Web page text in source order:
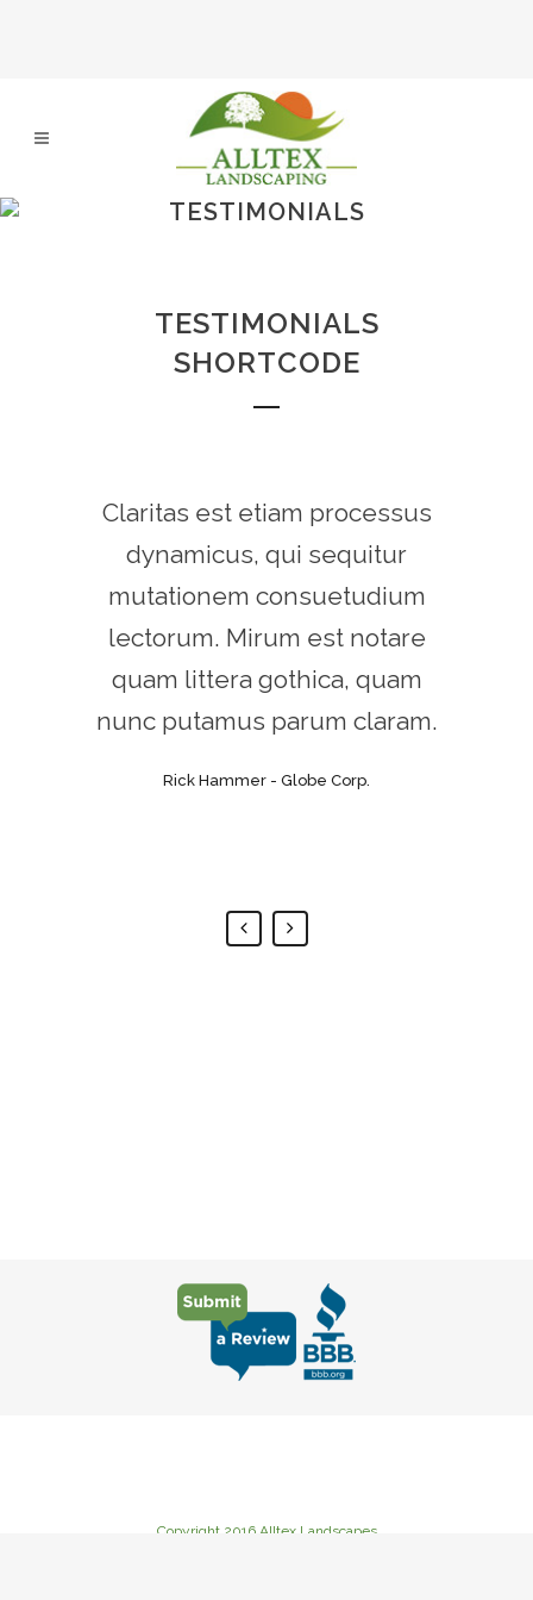
TESTIMONIALS
TESTIMONIALS
SHORTCODE
Lorem ipsum dolor sit amet,
feugiat delicata liberavisse id
cum, no quo maiorum
intellegebat, liber regione eu
sit. Mea cu case ludus integre,
vide viderer eleifend ex mea.
Claritas est etiam processus
dynamicus, qui sequitur
mutationem consuetudium
lectorum. Mirum est notare
quam littera gothica, quam
nunc putamus parum claram.
Rick Hammer - Globe Corp.
Copyright 2016 Alltex Landscapes